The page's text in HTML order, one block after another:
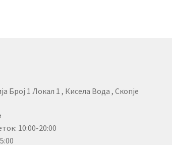
Број 1 Локал 1 , Кисела Вода , Скопје
10:00-20:00